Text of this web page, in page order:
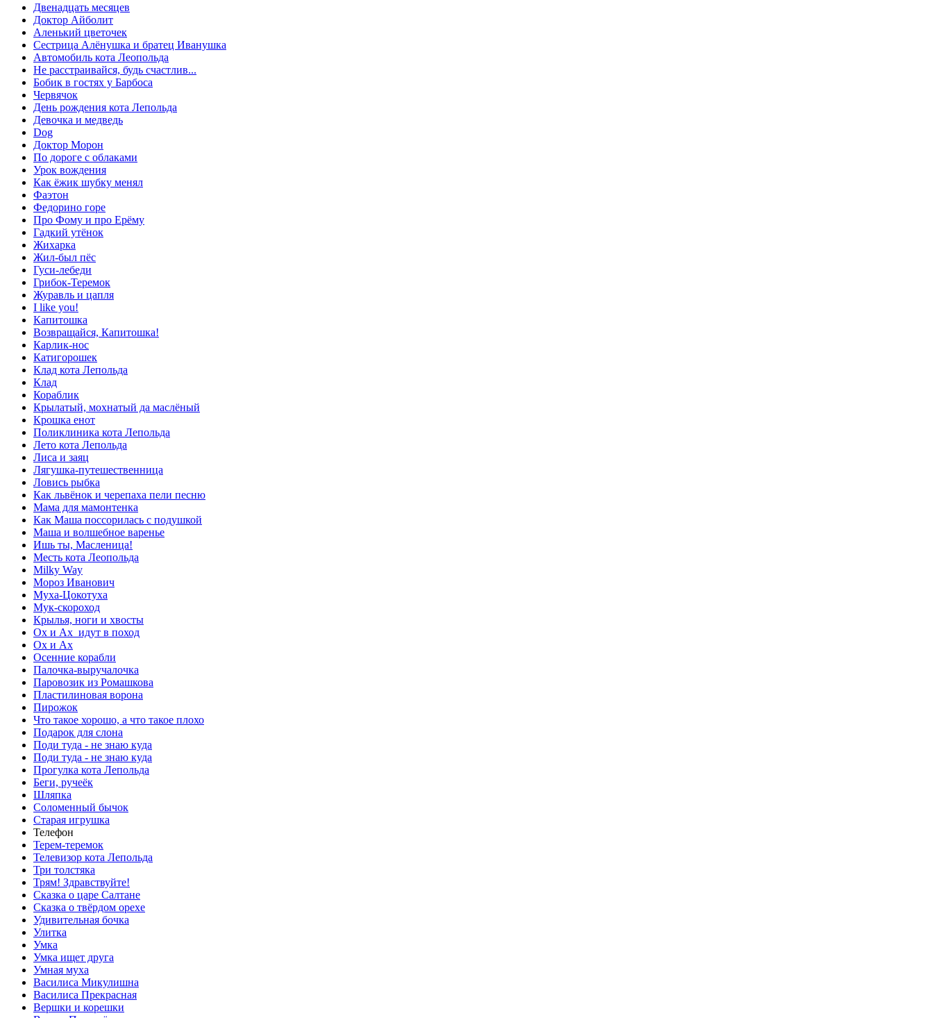
Двенадцать месяцев
Доктор Айболит
Аленький цветочек
Сестрица Алёнушка и братец Иванушка
Автомобиль кота Леопольда
Не расстраивайся, будь счастлив...
Бобик в гостях у Барбоса
Червячок
День рождения кота Лепольда
Девочка и медведь
Dog
Доктор Морон
По дороге с облаками
Урок вождения
Как ёжик шубку менял
Фаэтон
Федорино горе
Про Фому и про Ерёму
Гадкий утёнок
Жихарка
Жил-был пёс
Гуси-лебеди
Грибок-Теремок
Журавль и цапля
I like you!
Капитошка
Возвращайся, Капитошка!
Карлик-нос
Катигорошек
Клад кота Лепольда
Клад
Кораблик
Крылатый, мохнатый да маслёный
Крошка енот
Поликлиника кота Лепольда
Лето кота Лепольда
Лиса и заяц
Лягушка-путешественница
Ловись рыбка
Как львёнок и черепаха пели песню
Мама для мамонтенка
Как Маша поссорилась с подушкой
Маша и волшебное варенье
Ишь ты, Масленица!
Месть кота Леопольда
Milky Way
Мороз Иванович
Муха-Цокотуха
Мук-скороход
Крылья, ноги и хвосты
Ох и Ах идут в поход
Ох и Ах
Осенние корабли
Палочка-выручалочка
Паровозик из Ромашкова
Пластилиновая ворона
Пирожок
Что такое хорошо, а что такое плохо
Подарок для слона
Поди туда - не знаю куда
Поди туда - не знаю куда
Прогулка кота Лепольда
Беги, ручеёк
Шляпка
Соломенный бычок
Старая игрушка
Телефон
Терем-теремок
Телевизор кота Лепольда
Три толстяка
Трям! Здравствуйте!
Сказка о царе Салтане
Сказка о твёрдом орехе
Удивительная бочка
Улитка
Умка
Умка ищет друга
Умная муха
Василиса Микулишна
Василиса Прекрасная
Вершки и корешки